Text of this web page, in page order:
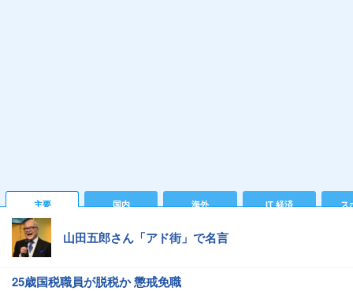
主要 国内 海外 IT 経済 ス
山田五郎さん「アド街」で名言
25歳国税職員が脱税か 懲戒免職